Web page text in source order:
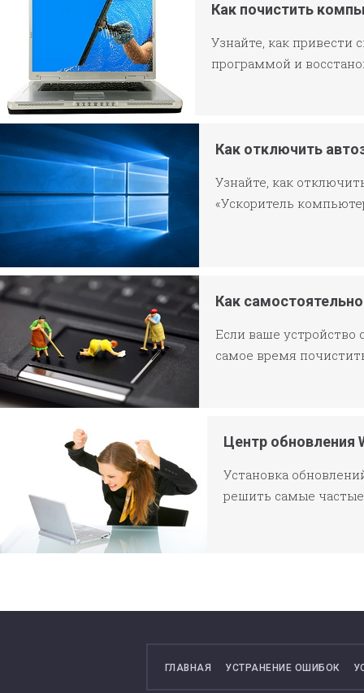
Как почистить
Узнайте, как привести
программой и
Как отключить
Узнайте, как
«Ускоритель
Как
Если ваше устройство
самое время
Центр обновления
Установка
решить самые
ГЛАВНАЯ УСТРАНЕНИЕ ОШИБОК